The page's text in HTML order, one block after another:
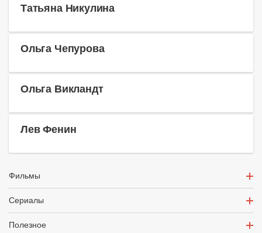
Татьяна Никулина
Ольга Чепурова
Ольга Викландт
Лев Фенин
Фильмы
Сериалы
Полезное